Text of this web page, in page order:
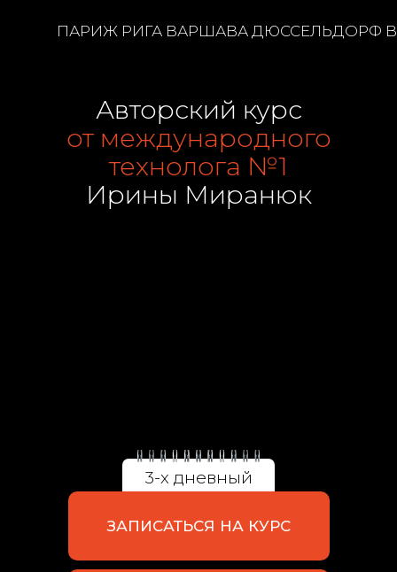
ПАРИЖ РИГА ВАРШАВА ДЮССЕЛЬДОРФ
Авторский курс
от международного
технолога №1
Ирины Миранюк
3-х дневный
ЗАПИСАТЬСЯ НА КУРС